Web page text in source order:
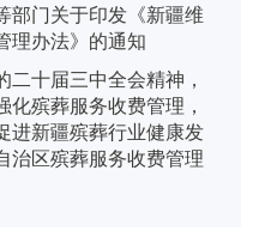
部门关于印发《新疆维
理办法》的通知
二十届三中全会精神，
殡葬服务收费管理，
进新疆殡葬行业健康发
治区殡葬服务收费管理